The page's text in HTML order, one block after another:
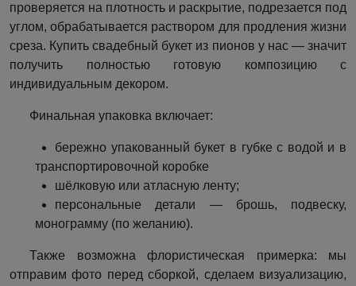
проверяется на плотность и раскрытие, подрезается под
углом, обрабатывается раствором для продления жизни
среза. Купить свадебный букет из пионов у нас — значит
получить полностью готовую композицию с
индивидуальным декором.
Финальная упаковка включает:
бережно упакованный букет в губке с водой и в
транспортировочной коробке
шёлковую или атласную ленту;
персональные детали — брошь, подвеску,
монограмму (по желанию).
Также возможна флористическая примерка: мы
отправим фото перед сборкой, сделаем визуализацию,